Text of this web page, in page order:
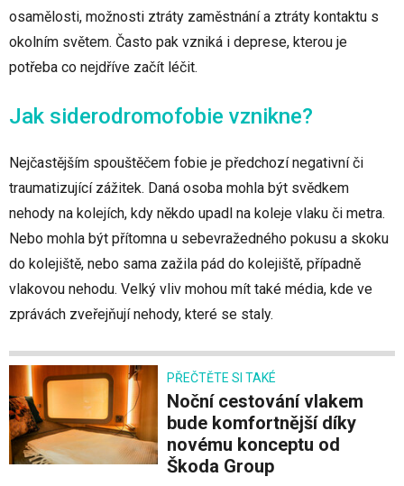
osamělosti, možnosti ztráty zaměstnání a ztráty kontaktu s
okolním světem. Často pak vzniká i deprese, kterou je
potřeba co nejdříve začít léčit.
Jak siderodromofobie vznikne?
Nejčastějším spouštěčem fobie je předchozí negativní či
traumatizující zážitek. Daná osoba mohla být svědkem
nehody na kolejích, kdy někdo upadl na koleje vlaku či metra.
Nebo mohla být přítomna u sebevražedného pokusu a skoku
do kolejiště, nebo sama zažila pád do kolejiště, případně
vlakovou nehodu. Velký vliv mohou mít také média, kde ve
zprávách zveřejňují nehody, které se staly.
PŘEČTĚTE SI TAKÉ
Noční cestování vlakem
bude komfortnější díky
novému konceptu od
Škoda Group